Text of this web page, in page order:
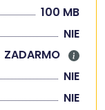
100 MB
NIE
ZADARMO
NIE
NIE